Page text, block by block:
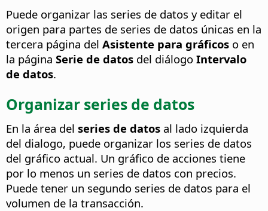
Puede organizar las series de datos y editar el
origen para partes de series de datos únicas en la
tercera página del Asistente para gráficos o en
la página Serie de datos del diálogo Intervalo
de datos.
Organizar series de datos
En la área del series de datos al lado izquierda
del dialogo, puede organizar los series de datos
del gráfico actual. Un gráfico de acciones tiene
por lo menos un series de datos con precios.
Puede tener un segundo series de datos para el
volumen de la transacción.